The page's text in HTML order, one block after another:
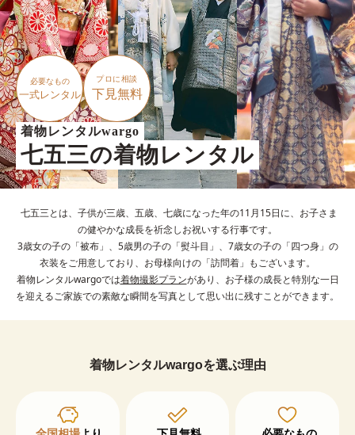
必要なもの
一式レンタル
プロに相談
下見無料
着物レンタルwargo
七五三の着物レンタル
七五三とは、子供が三歳、五歳、七歳になった年の11月15日に、お子さま
の健やかな成長を祈念しお祝いする行事です。
3歳女の子の「被布」、5歳男の子の「熨斗目」、7歳女の子の「四つ身」の
衣装をご用意しており、お母様向けの「訪問着」もございます。
着物レンタルwargoでは着物撮影プランがあり、お子様の成長と特別な一日
を迎えるご家族での素敵な瞬間を写真として思い出に残すことができます。
着物レンタルwargoを選ぶ理由